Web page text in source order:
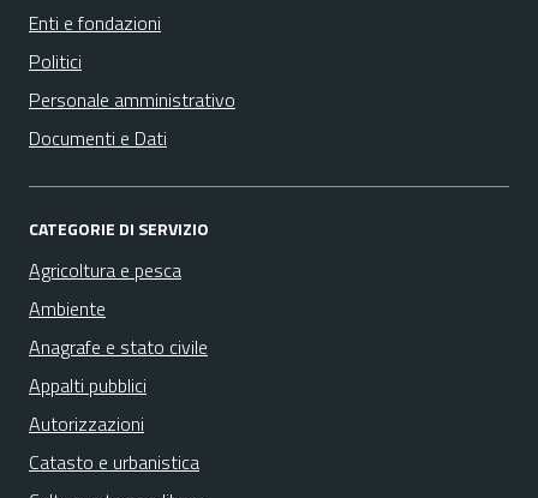
Enti e fondazioni
Politici
Personale amministrativo
Documenti e Dati
CATEGORIE DI SERVIZIO
Agricoltura e pesca
Ambiente
Anagrafe e stato civile
Appalti pubblici
Autorizzazioni
Catasto e urbanistica